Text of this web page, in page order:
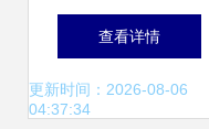
会 科大讯飞如何证
明AI技术在教育咨
查看详情
更新时间：2026-08-06
04:37:34